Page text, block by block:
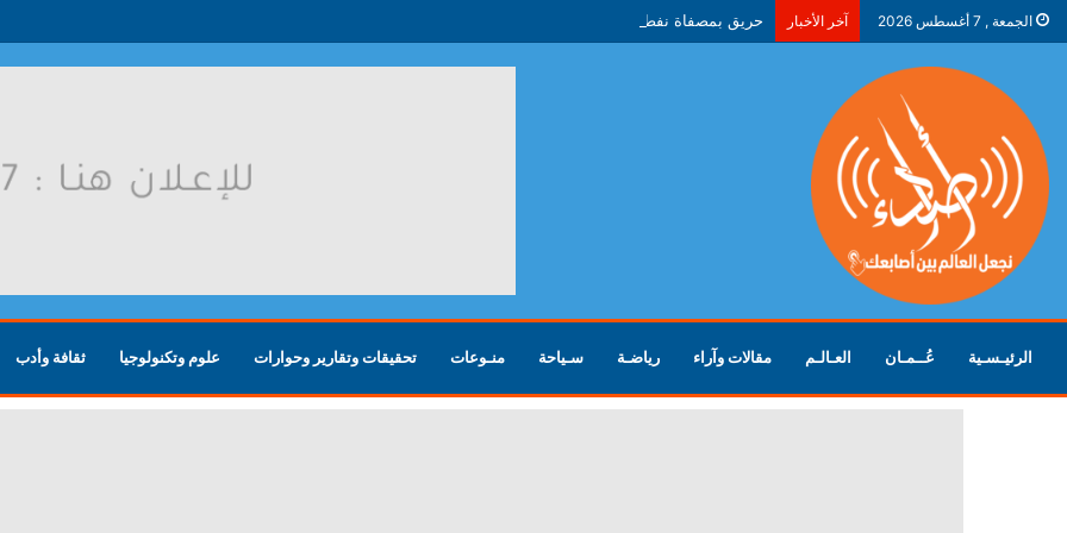
الجمعة , 7 أغسطس 2026 آخر الأخبار حريق بمصفاة نفط في ياروسلافل الروسية بعد هجوم أوكراني
الرئيـسـية عُــمـان العـالـم مقالات وآراء رياضـة سـياحة منـوعات تحقيقات وتقارير وحوارات علوم وتكنولوجيا ثقافة وأدب